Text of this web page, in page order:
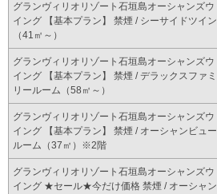
グランヴィリオリゾート石垣島オーシャンズウ
イング 【基本プラン】 禁煙 / シーサイドツイン
（41㎡～）
グランヴィリオリゾート石垣島オーシャンズウ
イング 【基本プラン】 禁煙 / デラックスファミ
リールーム（58㎡～）
グランヴィリオリゾート石垣島オーシャンズウ
イング 【基本プラン】 禁煙 / オーシャンビュー
ルーム（37㎡）※2階
グランヴィリオリゾート石垣島オーシャンズウ
イング ★セール★今だけ価格 禁煙 / オーシャン